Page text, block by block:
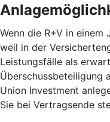
Wenn die R+V in einem
weil in der
Leistungsfälle als
Überschussbeteiligung
Union Investment
Sie bei Vertragsende